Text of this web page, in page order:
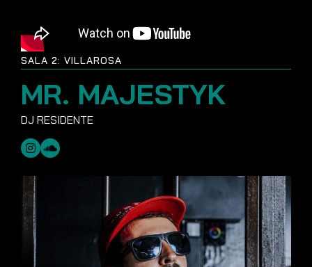
SALA 2: VILLAROSA
MR. MAJESTYK